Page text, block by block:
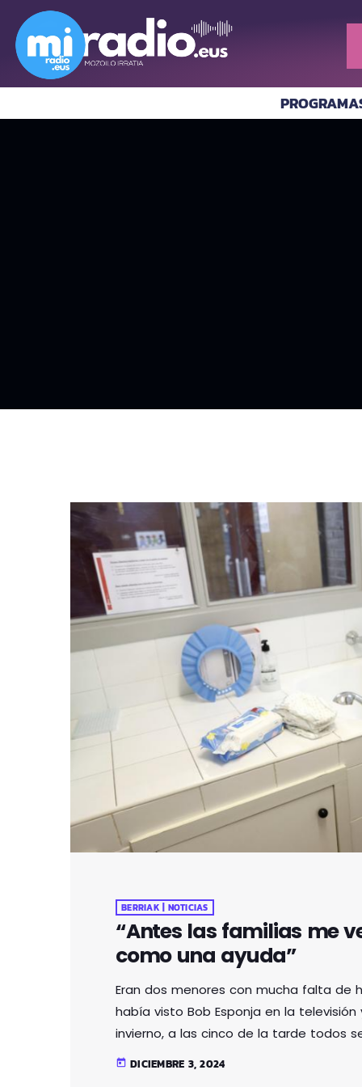
BERRIAK | NOTICIAS
“Antes las familias me
como una ayuda”
Eran dos menores con mucha falta de
había visto Bob Esponja en la
invierno, a las cinco de la tarde todos
frío, sin cenar, sin desayunar”. Ha
today DICIEMBRE 3, 2024